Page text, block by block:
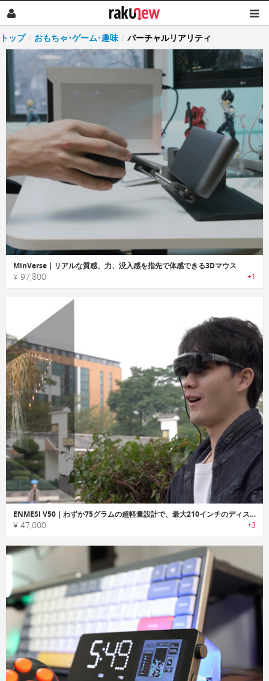
トップ / おもちゃ･ゲーム･趣味 / バーチャルリアリティ
MinVerse｜リアルな質感、力、没入感を指先で体感できる3Dマウス
¥ 97,800 +1
ENMESI V50｜わずか75グラムの超軽量設計で、最大210インチのディスプレイを表示可能なARグラス
¥ 47,000 +3